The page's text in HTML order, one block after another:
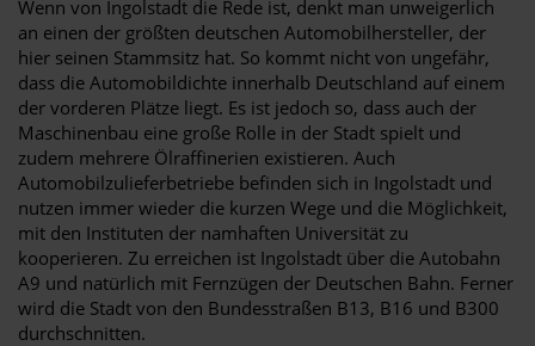
Wenn von Ingolstadt die Rede ist, denkt man unweigerlich
an einen der größten deutschen Automobilhersteller, der
hier seinen Stammsitz hat. So kommt nicht von ungefähr,
dass die Automobildichte innerhalb Deutschland auf einem
der vorderen Plätze liegt. Es ist jedoch so, dass auch der
Maschinenbau eine große Rolle in der Stadt spielt und
zudem mehrere Ölraffinerien existieren. Auch
Automobilzulieferbetriebe befinden sich in Ingolstadt und
nutzen immer wieder die kurzen Wege und die Möglichkeit,
mit den Instituten der namhaften Universität zu
kooperieren. Zu erreichen ist Ingolstadt über die Autobahn
A9 und natürlich mit Fernzügen der Deutschen Bahn. Ferner
wird die Stadt von den Bundesstraßen B13, B16 und B300
durchschnitten.